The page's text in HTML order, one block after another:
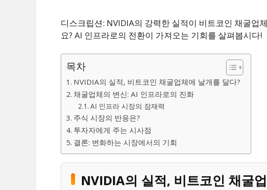
디스크립션: NVIDIA의 강력한 실적이 비트코인 채굴업
요? AI 인프라로의 전환이 가져오는 기회를 살펴봅시다!
목차
NVIDIA의 실적, 비트코인 채굴업체에 날개를 달다?
채굴업체의 변신: AI 인프라로의 진화
AI 인프라 시장의 잠재력
주식 시장의 반응은?
투자자에게 주는 시사점
결론: 변화하는 시장에서의 기회
NVIDIA의 실적, 비트코인 채굴